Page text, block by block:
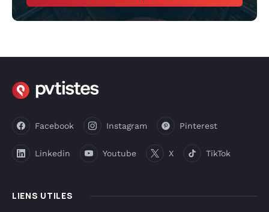
LIENS UTILES
Facebook Instagram Pinterest
Linkedin Youtube X TikTok